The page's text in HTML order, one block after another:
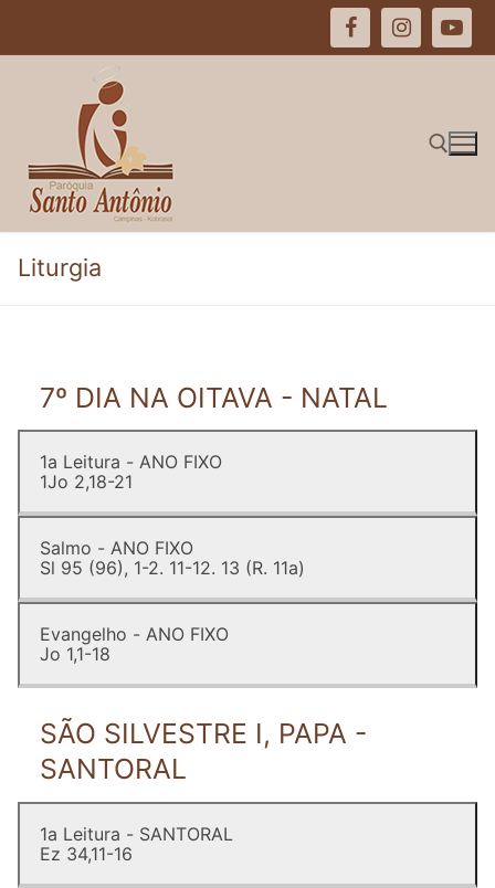
Pesquisar por:
Liturgia
7º DIA NA OITAVA - NATAL
1a Leitura - ANO FIXO
1Jo 2,18-21
Salmo - ANO FIXO
Sl 95 (96), 1-2. 11-12. 13 (R. 11a)
Evangelho - ANO FIXO
Jo 1,1-18
SÃO SILVESTRE I, PAPA -
SANTORAL
1a Leitura - SANTORAL
Ez 34,11-16